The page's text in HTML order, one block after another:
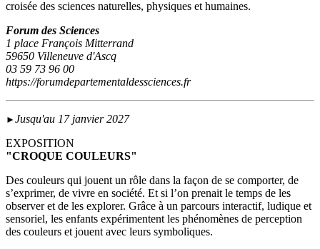
croisée des sciences naturelles, physiques et humaines.
Forum des Sciences
1 place François Mitterrand
59650 Villeneuve d'Ascq
03 59 73 96 00
https://forumdepartementaldessciences.fr
► Jusqu'au 17 janvier 2027
EXPOSITION
"CROQUE COULEURS"
Des couleurs qui jouent un rôle dans la façon de se comporter, de
s’exprimer, de vivre en société. Et si l’on prenait le temps de les
observer et de les explorer. Grâce à un parcours interactif, ludique et
sensoriel, les enfants expérimentent les phénomènes de perception
des couleurs et jouent avec leurs symboliques.